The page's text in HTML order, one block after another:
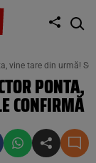
vine tare din urmă!
PONTA,
CONFIRMĂ